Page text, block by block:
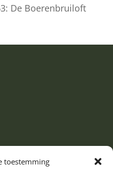
toestemming
De Boerenbruiloft